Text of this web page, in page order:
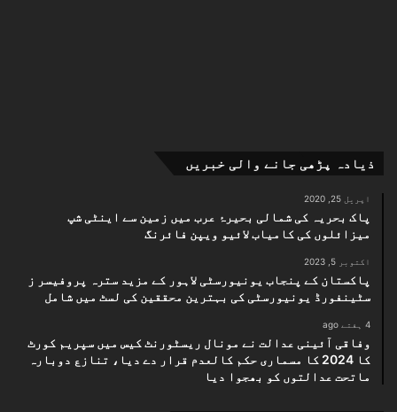
ذیادہ پڑھی جانے والی خبریں
اپریل 25, 2020
پاک بحریہ کی شمالی بحیرۂ عرب میں زمین سے اینٹی شپ
میزائلوں کی کامیاب لائیو ویپن فائرنگ
اکتوبر 5, 2023
پاکستان کے پنجاب یونیورسٹی لاہور کے مزید سترہ پروفیسر ز
سٹینفورڈ یونیورسٹی کی بہترین محققین کی لسٹ میں شامل
4 ہفتے ago
وفاقی آئینی عدالت نے مونال ریسٹورنٹ کیس میں سپریم کورٹ
کا 2024 کا مسماری حکم کالعدم قرار دے دیا، تنازع دوبارہ
ماتحت عدالتوں کو بھجوا دیا